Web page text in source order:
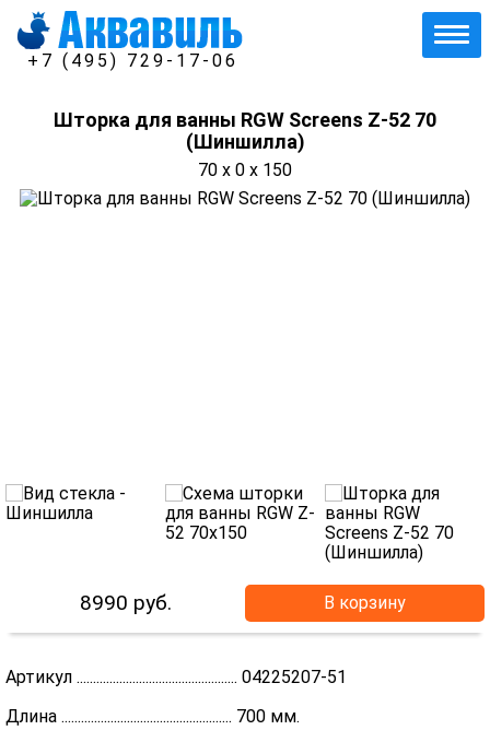
+7 (495) 729-17-06
Шторка для ванны RGW Screens Z-52 70
(Шиншилла)
70 x 0 x 150
8990 руб. В корзину
Артикул ................................................. 04225207-51
Длина .................................................... 700 мм.